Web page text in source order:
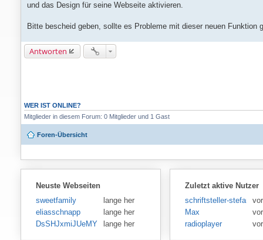
und das Design für seine Webseite aktivieren.
Bitte bescheid geben, sollte es Probleme mit dieser neuen Funktion
Antworten
WER IST ONLINE?
Mitglieder in diesem Forum: 0 Mitglieder und 1 Gast
Foren-Übersicht
Neuste Webseiten
sweetfamily
lange her
eliasschnapp
lange her
DsSHJxmiJUeMY
lange her
Zuletzt aktive Nutzer
schriftsteller-stefansen
Max
radioplayer